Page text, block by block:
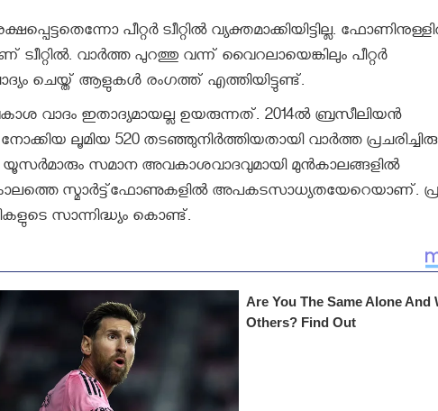
പീറ്റര്‍ ട്വീറ്റില്‍ വ്യക്തമാക്കിയിട്ടില്ല.
വാര്‍ത്ത പുറത്തു വന്ന് വൈറലായെങ്കിലും പീറ്റര്‍
ചെയ്ത് ആളുകള്‍ രംഗത്ത് എത്തിയിട്ടുണ്ട്.
ഇതാദ്യമായല്ല ഉയരുന്നത്. 2014ല്‍ ബ്രസീലിയന്‍
ലൂമിയ 520 തടഞ്ഞുനിര്‍ത്തിയതായി വാര്‍ത്ത
സമാന അവകാശവാദവുമായി മുന്‍കാലങ്ങളില്‍
സ്മാര്‍ട്ട്‌ഫോണുകളില്‍ അപകടസാധ്യതയേറെയാണ്.
സാന്നിദ്ധ്യം കൊണ്ട്.